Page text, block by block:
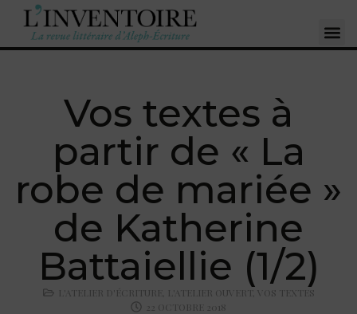
Vos textes à
partir de « La
robe de mariée »
de Katherine
Battaiellie (1/2)
L'ATELIER D'ÉCRITURE L'ATELIER OUVERT VOS TEXTES
22 OCTOBRE 2018